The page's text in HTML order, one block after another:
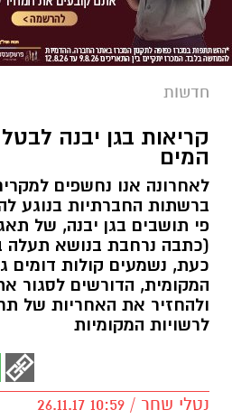
חדשות
קריאות בגן יבנה
המים
לאחרונה אנו נחשפים
ברשתות החברתיות בנוגע
פי תושבים בגן יבנה, של
(כתבה נרחבת בנושא תעלה
כעת, נשמעים קולות דומים
המקומית, הדורשים לסגור
ולהחזיר את האחריות של
לרשויות המקומיות
נטלי שחר / 10:59 26.11.17